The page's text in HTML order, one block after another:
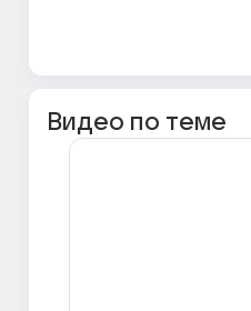
Видео по теме